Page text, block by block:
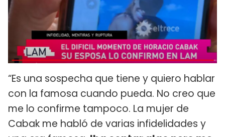
“Es una sospecha que tiene y quiero hablar
con la famosa cuando pueda. No creo que
me lo confirme tampoco. La mujer de
Cabak me habló de varias infidelidades y